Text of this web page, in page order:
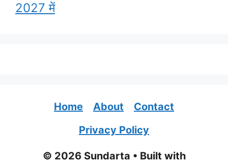
2027 में
Home About
Contact
Privacy Policy
© 2026 Sundarta • Built with